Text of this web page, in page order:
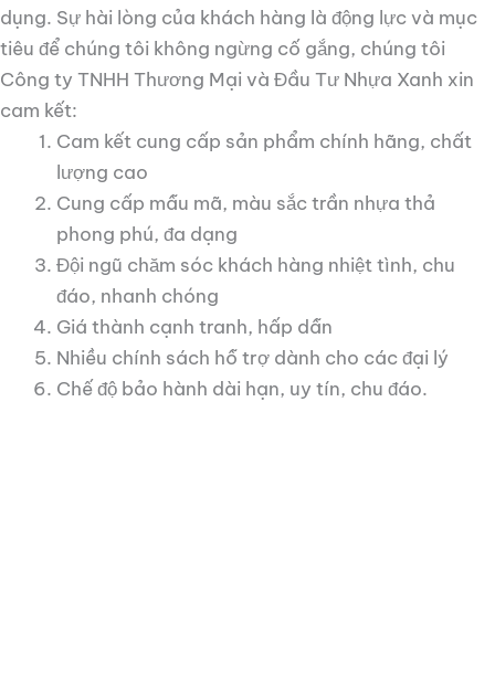
dụng. Sự hài lòng của khách hàng là động lực và mục
tiêu để chúng tôi không ngừng cố gắng, chúng tôi
Công ty TNHH Thương Mại và Đầu Tư Nhựa Xanh xin
cam kết:
Cam kết cung cấp sản phẩm chính hãng, chất
lượng cao
Cung cấp mẫu mã, màu sắc trần nhựa thả
phong phú, đa dạng
Đội ngũ chăm sóc khách hàng nhiệt tình, chu
đáo, nhanh chóng
Giá thành cạnh tranh, hấp dẫn
Nhiều chính sách hỗ trợ dành cho các đại lý
Chế độ bảo hành dài hạn, uy tín, chu đáo.